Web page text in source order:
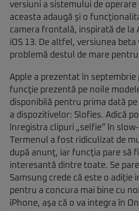
versiuni a sistemului de operare
aceasta adaugă şi o
camera frontală, inspirată de la
iOS 13. De altfel, versiunea beta
problemă destul de mare
Apple a prezentat în septembrie
funcţie prezentă pe noile
disponibilă pentru prima dată
a dispozitivelor: Slofies. Adică
înregistra clipuri „selfie” în
Termenul a fost ridiculizat de
după anunţ, iar funcţia pare să
interesantă dintre toate. Se
Samsung crede că este o adiţie
pentru a concura mai bine cu
iPhone, aşa că o va integra în